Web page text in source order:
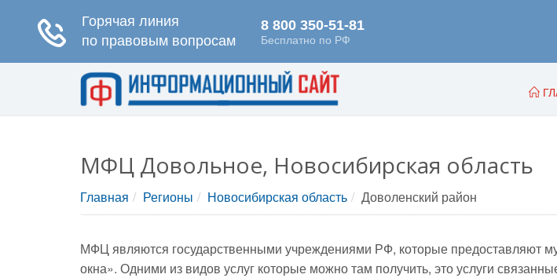
МФЦ Довольное, Новосибирская область
Главная Регионы Новосибирская область Доволенский район
МФЦ являются государственными учреждениями РФ, которые предоставляют
окна». Одними из видов услуг которые можно там получить, это услуги